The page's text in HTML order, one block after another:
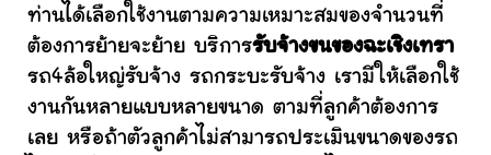
ท่านได้เลือกใช้งานตามความเหมาะสมของจำนวนที่
ต้องการย้ายจะย้าย บริการรับจ้างขนของฉะเชิงเทรา
รถ4ล้อใหญ่รับจ้าง รถกระบะรับจ้าง เรามีให้เลือกใช้
งานกันหลายแบบหลายขนาด ตามที่ลูกค้าต้องการ
เลย หรือถ้าตัวลูกค้าไม่สามารถประเมินขนาดของรถ